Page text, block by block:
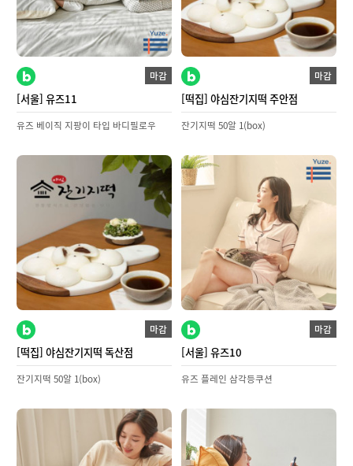
마감
[서울] 유즈11
유즈 베이직 지팡이 타입 바디필로우
마감
[떡집] 야심잔기지떡 주안점
잔기지떡 50알 1(box)
마감
[떡집] 야심잔기지떡 독산점
잔기지떡 50알 1(box)
마감
[서울] 유즈10
유즈 플레인 삼각등쿠션